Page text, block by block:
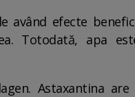
având efecte
Totodată, apa
Astaxantina